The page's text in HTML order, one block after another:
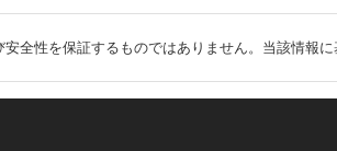
全性を保証するものではありません。当該情報に